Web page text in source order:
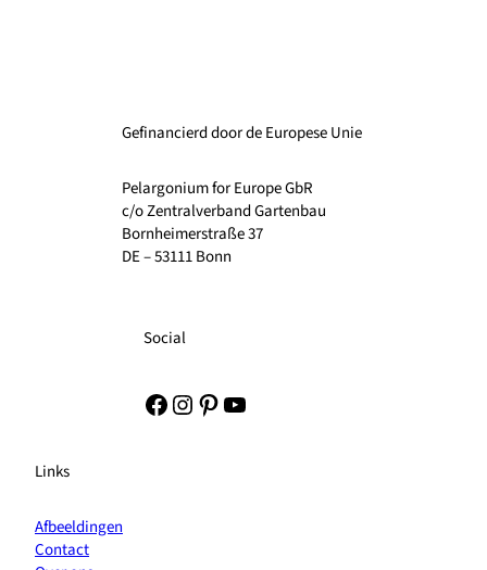
Gefinancierd door de Europese Unie
Pelargonium for Europe GbR
c/o Zentralverband Gartenbau
Bornheimerstraße 37
DE – 53111 Bonn
Social
Facebook
Instagram
Pinterest
YouTube
Links
Afbeeldingen
Contact